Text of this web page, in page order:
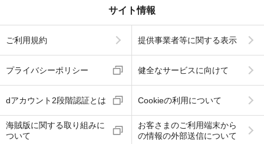
サイト情報
ご利用規約 提供事業者等に関する表示
プライバシーポリシー 健全なサービスに向けて
dアカウント2段階認証とは Cookieの利用について
海賊版に関する取り組みに
ついて
お客さまのご利用端末から
の情報の外部送信について